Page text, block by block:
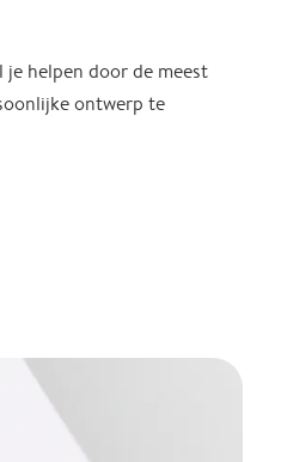
helpen door de meest
ontwerp te